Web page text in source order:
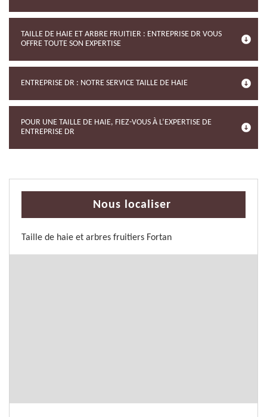
TAILLE DE HAIE ET ARBRE FRUITIER : ENTREPRISE DR VOUS
OFFRE TOUTE SON EXPERTISE
ENTREPRISE DR : NOTRE SERVICE TAILLE DE HAIE
POUR UNE TAILLE DE HAIE, FIEZ-VOUS À L’EXPERTISE DE
ENTREPRISE DR
Nous localiser
Taille de haie et arbres fruitiers Fortan